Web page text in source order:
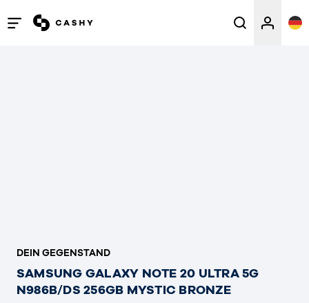
Menü
DEIN GEGENSTAND
SAMSUNG GALAXY NOTE 20 ULTRA 5G
N986B/DS 256GB MYSTIC BRONZE